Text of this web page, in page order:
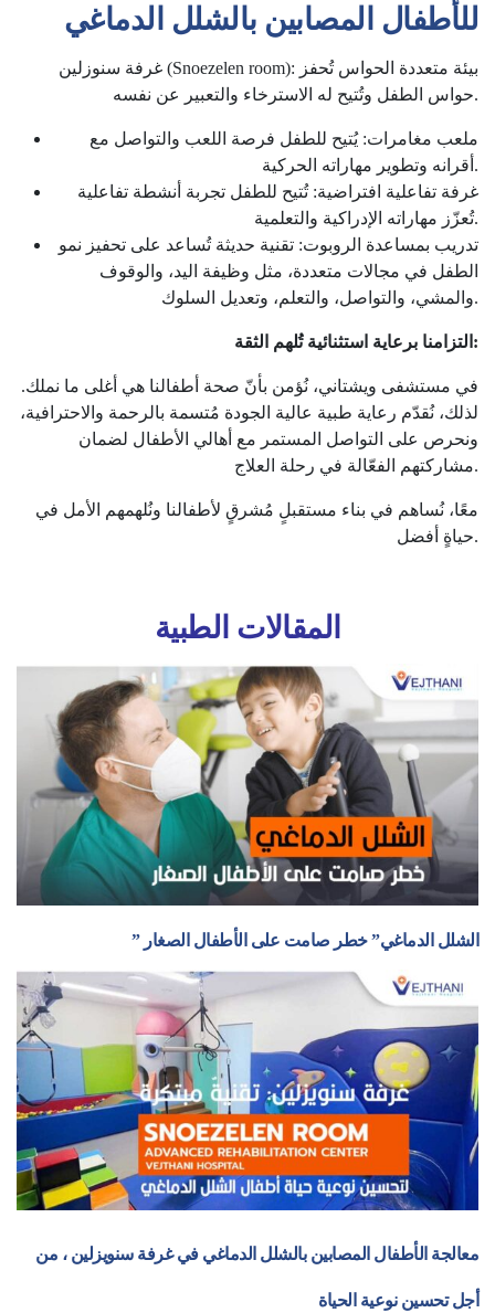
للأطفال المصابين بالشلل الدماغي
غرفة سنوزلين (Snoezelen room): بيئة متعددة الحواس تُحفز
حواس الطفل وتُتيح له الاسترخاء والتعبير عن نفسه.
ملعب مغامرات: يُتيح للطفل فرصة اللعب والتواصل مع
أقرانه وتطوير مهاراته الحركية.
غرفة تفاعلية افتراضية: تُتيح للطفل تجربة أنشطة تفاعلية
تُعزّز مهاراته الإدراكية والتعلمية.
تدريب بمساعدة الروبوت: تقنية حديثة تُساعد على تحفيز نمو
الطفل في مجالات متعددة، مثل وظيفة اليد، والوقوف
والمشي، والتواصل، والتعلم، وتعديل السلوك.
التزامنا برعاية استثنائية تُلهم الثقة:
في مستشفى ويشتاني، نُؤمن بأنّ صحة أطفالنا هي أغلى ما نملك.
لذلك، نُقدّم رعاية طبية عالية الجودة مُتسمة بالرحمة والاحترافية،
ونحرص على التواصل المستمر مع أهالي الأطفال لضمان
مشاركتهم الفعّالة في رحلة العلاج.
معًا، نُساهم في بناء مستقبلٍ مُشرقٍ لأطفالنا ونُلهمهم الأمل في
حياةٍ أفضل.
المقالات الطبية
” الشلل الدماغي” خطر صامت على الأطفال الصغار
معالجة الأطفال المصابين بالشلل الدماغي في غرفة سنويزلين ، من
أجل تحسين نوعية الحياة